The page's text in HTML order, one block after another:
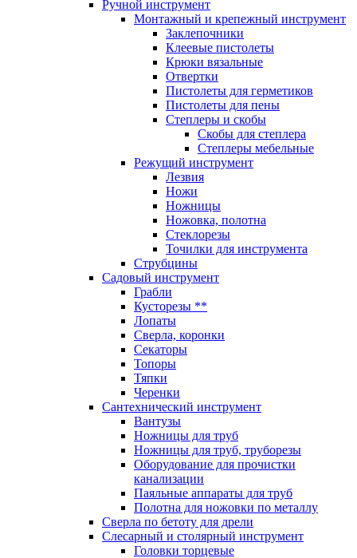
Ручной инструмент
Монтажный и крепежный инструмент
Заклепочники
Клеевые пистолеты
Крюки вязальные
Отвертки
Пистолеты для герметиков
Пистолеты для пены
Степлеры и скобы
Скобы для степлера
Степлеры мебельные
Режущий инструмент
Лезвия
Ножи
Ножницы
Ножовка, полотна
Стеклорезы
Точилки для инструмента
Струбцины
Садовый инструмент
Грабли
Кусторезы **
Лопаты
Сверла, коронки
Секаторы
Топоры
Тяпки
Черенки
Сантехнический инструмент
Вантузы
Ножницы для труб
Ножницы для труб, труборезы
Оборудование для прочистки
канализации
Паяльные аппараты для труб
Полотна для ножовки по металлу
Сверла по бетоту для дрели
Слесарный и столярный инструмент
Головки торцевые